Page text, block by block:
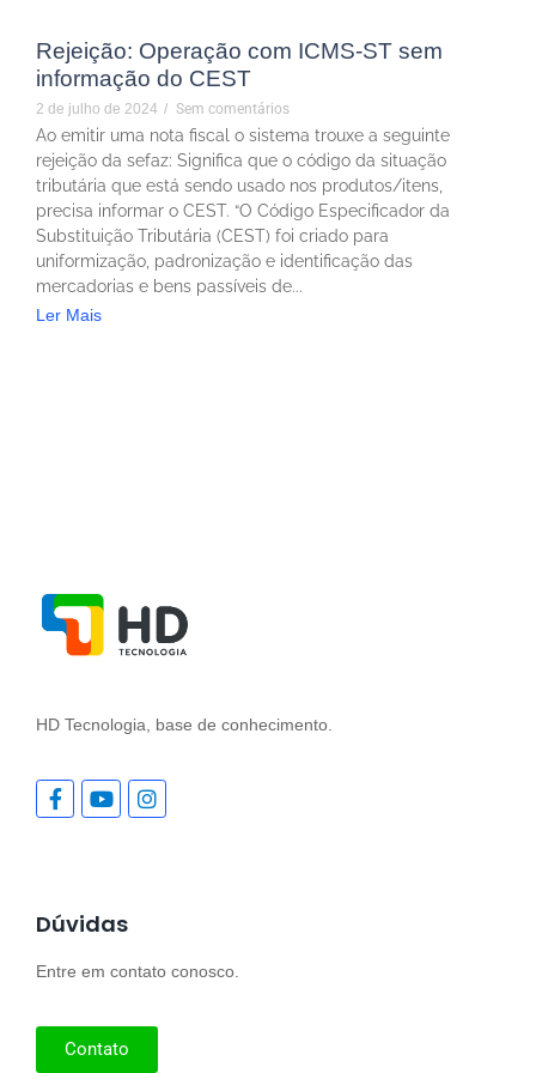
Rejeição: Operação com ICMS-ST sem
informação do CEST
2 de julho de 2024 / Sem comentários
Ao emitir uma nota fiscal o sistema trouxe a seguinte
rejeição da sefaz: Significa que o código da situação
tributária que está sendo usado nos produtos/itens,
precisa informar o CEST. “O Código Especificador da
Substituição Tributária (CEST) foi criado para
uniformização, padronização e identificação das
mercadorias e bens passíveis de...
Ler Mais
HD Tecnologia, base de conhecimento.
Dúvidas
Entre em contato conosco.
Contato